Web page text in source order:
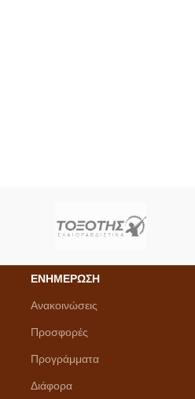
ΕΝΗΜΕΡΩΣΗ
Ανακοινώσεις
Προσφορές
Προγράμματα
Διάφορα